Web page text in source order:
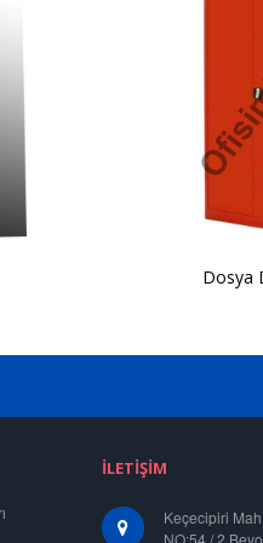
Dosya
İLETIŞIM
Keçecipiri
NO:54 / 2